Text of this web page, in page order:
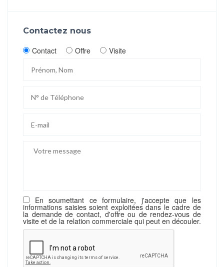
Contactez nous
Contact Offre Visite
En soumettant ce formulaire, j'accepte que les
informations saisies soient exploitées dans le cadre de
la demande de contact, d'offre ou de rendez-vous de
visite et de la relation commerciale qui peut en découler.